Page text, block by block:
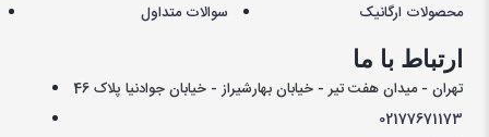
سوالات متداول
محصولات ارگانیک
ارتباط با ما
تهران - میدان هفت تیر - خیابان بهارشیراز - خیابان جوادنیا پلاک 46
02177671173